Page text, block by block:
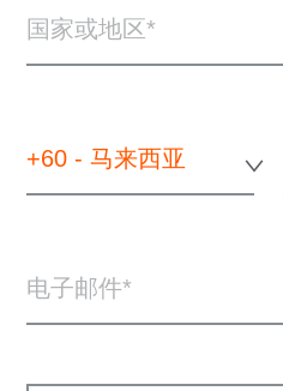
国家或地区*
+60 - 马来西亚
电子邮件